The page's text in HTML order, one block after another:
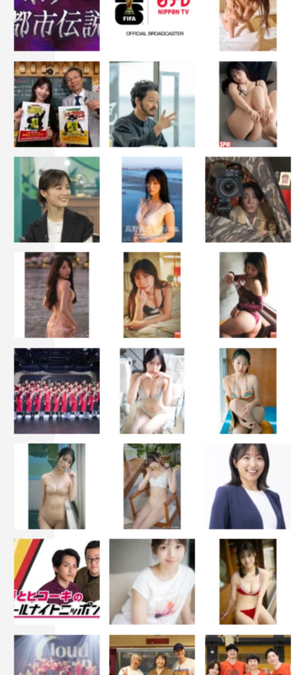
鈴木ゆうか
●すずき・ゆうか…1996年10月1日生まれ。東京都出身。
A型。「non-no」専属モデルで女優としても活躍中。日本
テレビ『ZIP！』の「流行ニュースキテルネ！」リポータ
ーなども務める。主な出演作は『4分間のマリーゴール
ド』（TBS系）、『ももいろ あんずいろ さくらいろ』
（ABC）など。
番組情報
『JKからやり直すシルバープラン』
テレビ東京ほか 毎週（水）深1・00～1・30
原作：林達永（原作）、李惠成（作画）
演出：太田勇、吉野主
脚本：中村允俊、奥村徹也
プロデューサー：太田勇、村田充範、山口仁志、加藤賢治
出演：鈴木ゆうか、小宮璃央、紺野彩夏、祷キララ、山崎
樹範、川﨑麻世、阿部亮平、石川翔鈴、守谷菜々江、松浦
祐也 ほか
公式サイト：https://www.tv-tokyo.co.jp/silverplan/
公式Twitter：https://twitter.com/tx_silverplan
＜最終話（12月29日（水）放送）ストーリー＞
突然、ホームレスに戻った小百合（鈴木）。今までの努力
は無駄だったと涙があふれてくる。すると慎二（小宮）に
そっくりの若者、銀次（小宮＝2役）と出会う。銀次はプ
ロのダンサーを目指していたがけがで挫折し、コロナもあ
ってホームレスになってしまったという。銀次に「やり直
せるよ」と励ました小百合は、自らシルバープランを実践
し、変われることを実証すると…。小百合たちが人生100
年時代を生きるうえで出した答えとは。
©「JKからやり直すシルバープラン」製作委員会
photo／関根和弘 text／小山智久